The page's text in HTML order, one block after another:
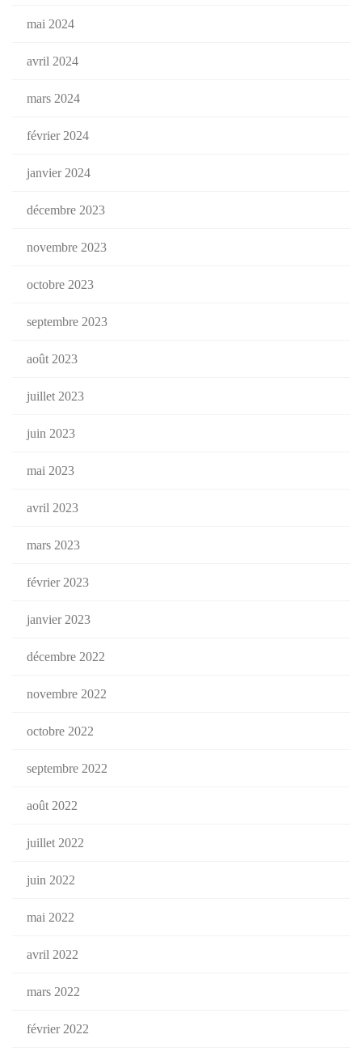
mai 2024
avril 2024
mars 2024
février 2024
janvier 2024
décembre 2023
novembre 2023
octobre 2023
septembre 2023
août 2023
juillet 2023
juin 2023
mai 2023
avril 2023
mars 2023
février 2023
janvier 2023
décembre 2022
novembre 2022
octobre 2022
septembre 2022
août 2022
juillet 2022
juin 2022
mai 2022
avril 2022
mars 2022
février 2022